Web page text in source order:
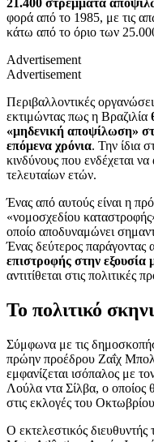
21.400 στρέμματα
φορά από το 1985, με τις
κάτω από το όριο των
Advertisement
Advertisement
Περιβαλλοντικές
εκτιμώντας πως η Βραζιλία
«μηδενική αποψίλωση»
επόμενα χρόνια. Την ίδια
κινδύνους που ενδέχεται
τελευταίων ετών.
Ένας από αυτούς είναι η
«νομοσχεδίου
οποίο αποδυναμώνει
Ένας δεύτερος παράγοντας
επιστροφής στην εξουσία
αντιτίθεται στις πολιτικές
Το πολιτικό
Σύμφωνα με τις
πρώην προέδρου Ζαΐχ
εμφανίζεται ισόπαλος με
Λούλα ντα Σίλβα, ο οποίος
στις εκλογές του
Ο εκτελεστικός